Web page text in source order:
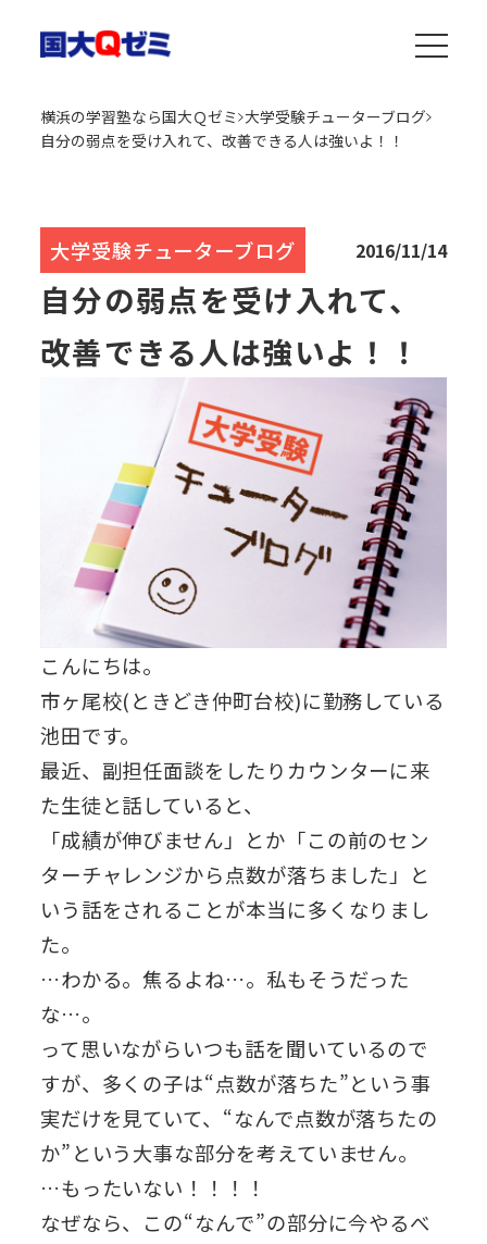
横浜の学習塾なら国大Ｑゼミ 大学受験チューターブログ
自分の弱点を受け入れて、改善できる人は強いよ！！
大学受験チューターブログ 2016/11/14
自分の弱点を受け入れて、
改善できる人は強いよ！！
こんにちは。
市ヶ尾校(ときどき仲町台校)に勤務している
池田です。
最近、副担任面談をしたりカウンターに来
た生徒と話していると、
「成績が伸びません」とか「この前のセン
ターチャレンジから点数が落ちました」と
いう話をされることが本当に多くなりまし
た。
…わかる。焦るよね…。私もそうだった
な…。
って思いながらいつも話を聞いているので
すが、多くの子は“点数が落ちた”という事
実だけを見ていて、“なんで点数が落ちたの
か”という大事な部分を考えていません。
…もったいない！！！！
なぜなら、この“なんで”の部分に今やるべ